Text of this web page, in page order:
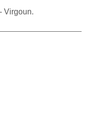
Virgoun.